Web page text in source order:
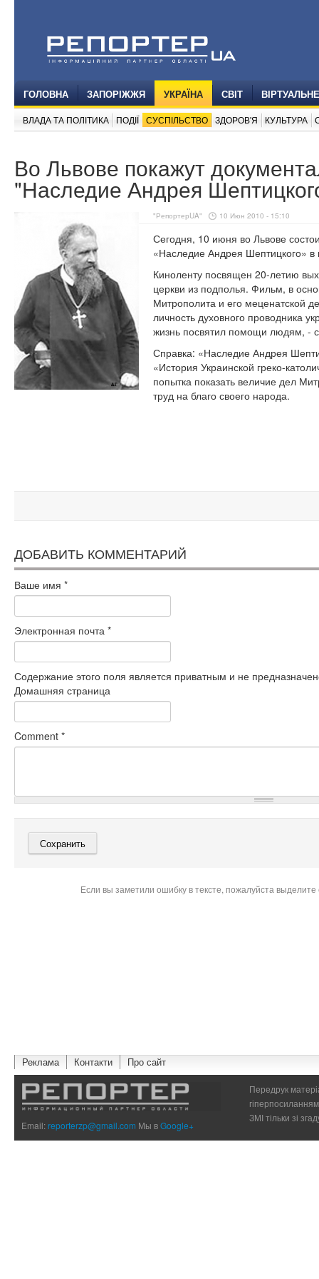
ГОЛОВНА ЗАПОРІЖЖЯ УКРАЇНА СВІТ
ВЛАДА ТА ПОЛІТИКА ПОДІЇ СУСПІЛЬСТВО ЗДОРОВ'Я КУЛЬТУРА
Во Львове покажут
"Наследие Андрея
"РепортерUA" 10 Июн 2010 - 15:10
Сегодня, 10 июня во Львове
«Наследие Андрея Шептицкого» в
Киноленту посвящен 20-летию
церкви из подполья. Фильм, в
Митрополита и его меценатской
личность духовного проводника
жизнь посвятил помощи людям, -
Справка: «Наследие Андрея
«История Украинской греко-
попытка показать величие дел
труд на благо своего народа.
ДОБАВИТЬ КОММЕНТАРИЙ
Ваше имя *
Электронная почта *
Содержание этого поля является приватным и не
Домашняя страница
Comment *
Если вы заметили ошибку в тексте, пожалуйста
Реклама Контакти Про сайт
Email:reporterzp@gmail.com Мы вGoogle+
Передрук
ЗМІ тільки зі